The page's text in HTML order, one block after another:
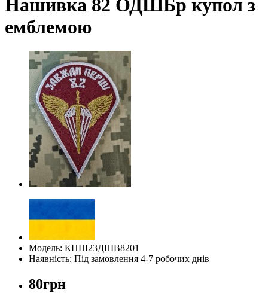
Нашивка 82 ОДШБр купол з
емблемою
Модель: КПШ23ДШВ8201
Наявність: Під замовлення 4-7 робочих днів
80грн